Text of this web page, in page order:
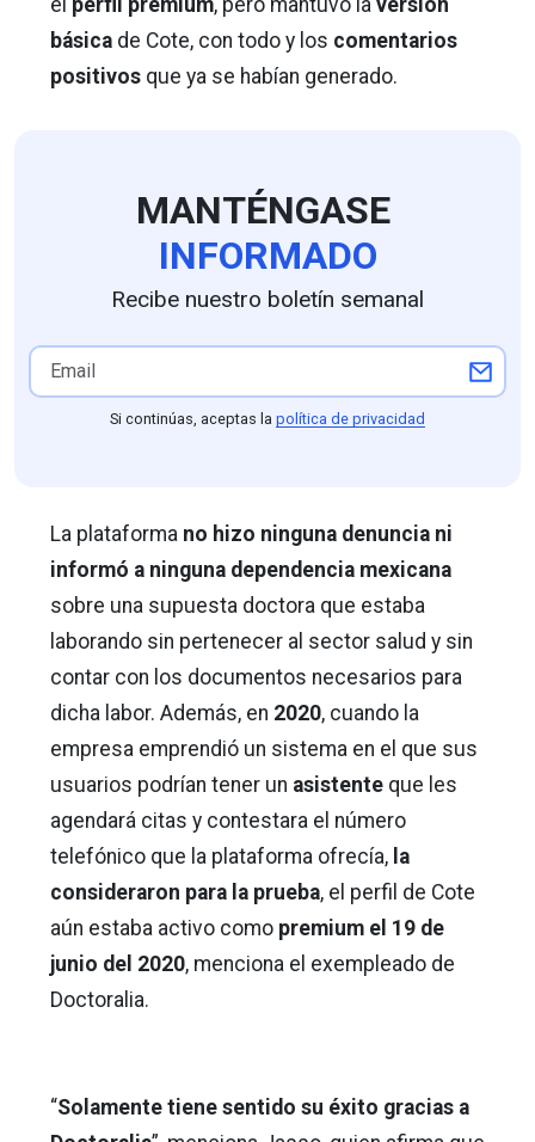
básica de Cote, con todo y los comentarios
positivos que ya se habían generado.
MANTÉNGASE
INFORMADO
Recibe nuestro boletín semanal
Si continúas, aceptas la política de privacidad
La plataforma no hizo ninguna denuncia ni
informó a ninguna dependencia mexicana
sobre una supuesta doctora que estaba
laborando sin pertenecer al sector salud y sin
contar con los documentos necesarios para
dicha labor. Además, en 2020, cuando la
empresa emprendió un sistema en el que sus
usuarios podrían tener un asistente que les
agendará citas y contestara el número
telefónico que la plataforma ofrecía, la
consideraron para la prueba, el perfil de Cote
aún estaba activo como premium el 19 de
junio del 2020, menciona el exempleado de
Doctoralia.
“Solamente tiene sentido su éxito gracias a